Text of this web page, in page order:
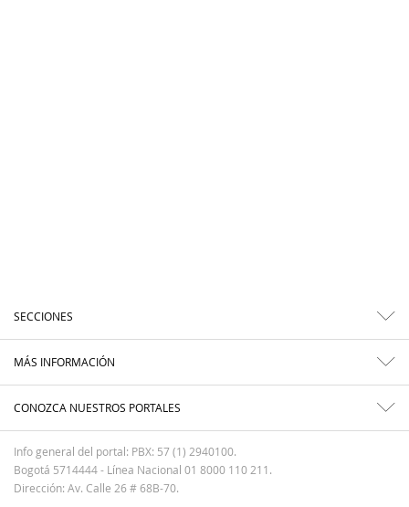
SECCIONES
MÁS INFORMACIÓN
CONOZCA NUESTROS PORTALES
Info general del portal: PBX: 57 (1) 2940100.
Bogotá 5714444 - Línea Nacional 01 8000 110 211.
Dirección: Av. Calle 26 # 68B-70.